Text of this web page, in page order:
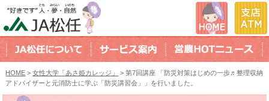
HOME >女性大学「あさ姫カレッジ」
> 第7回講座 「防災対策はじめの一歩♬整理収納
アドバイザーと元消防士に学ぶ「防災講習会」」を行いました。